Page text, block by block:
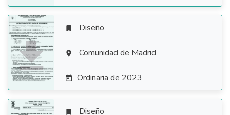

 Diseño
 Comunidad de Madrid
 Ordinaria de 2023
 Diseño